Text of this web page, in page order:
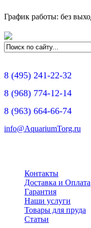
График работы: без
8 (495) 241-22-32
8 (968) 774-12-14
8 (963) 664-66-74
info@AquariumTorg.ru
Контакты
Доставка и Оплата
Гарантия
Наши услуги
Товары для пруда
Статьи